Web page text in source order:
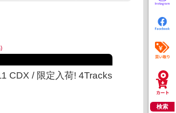
検索
CDX / 限定入荷! 4Tracks